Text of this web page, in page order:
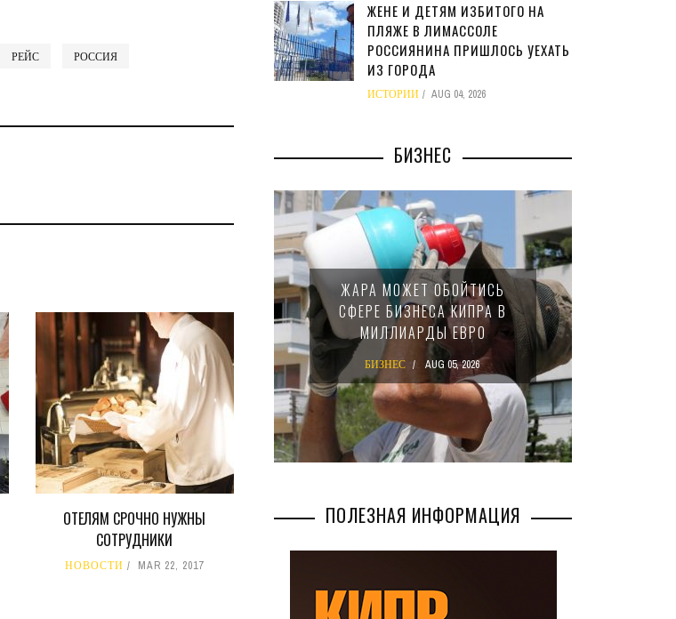
РЕЙС РОССИЯ
ОТЕЛЯМ СРОЧНО НУЖНЫ
СОТРУДНИКИ
НОВОСТИ MAR 22, 2017
ЖЕНЕ И ДЕТЯМ ИЗБИТОГО НА
ПЛЯЖЕ В ЛИМАССОЛЕ
РОССИЯНИНА ПРИШЛОСЬ УЕХАТЬ
ИЗ ГОРОДА
ИСТОРИИ AUG 04, 2026
БИЗНЕС
МЕСТОРОЖДЕНИИ KRONOS
НА КИПРСКОМ ШЕЛЬФЕ
БИЗНЕС JUL 28, 2026
ЖАРА МОЖЕТ ОБОЙТИСЬ
СФЕРЕ БИЗНЕСА КИПРА В
МИЛЛИАРДЫ ЕВРО
БИЗНЕС AUG 05, 2026
ПОЛЕЗНАЯ ИНФОРМАЦИЯ